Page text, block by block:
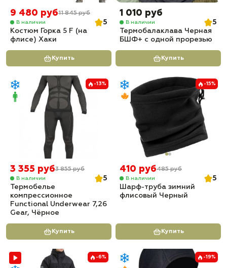
9 480 руб11 845 руб
В наличии
5
Костюм Горка 5 F (на
флисе) Хаки
Купить
1 010 руб
В наличии
5
Термобалаклава Черная
БШФ+ с одной прорезью
Купить
-13%
3 355 руб3 855 руб
В наличии
5
Термобелье
компрессионное
Functional Underwear 7,26
Gear, Чёрное
Купить
-15%
410 руб485 руб
В наличии
5
Шарф-труба зимний
флисовый Черный
Купить
-6% -19%